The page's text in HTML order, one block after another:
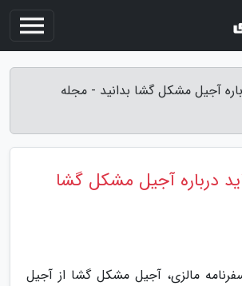
آجیل مشکل گشا بدانید - مجله
درباره آجیل مشکل گشا
مالزی، آجیل مشکل گشا از آجیل